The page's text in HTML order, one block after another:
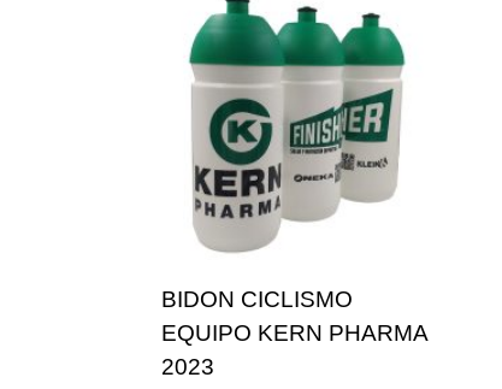
BIDON CICLISMO
EQUIPO KERN PHARMA
2023